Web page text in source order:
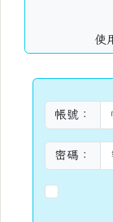
使
帳號：
密碼：